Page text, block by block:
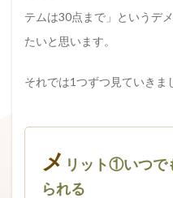
テムは30点まで」というデ
たいと思います。
それでは1つずつ見ていきま
メ リット①いつで
られる